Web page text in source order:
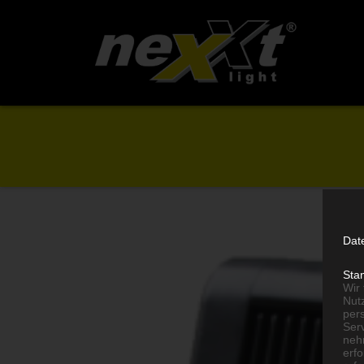
Wir